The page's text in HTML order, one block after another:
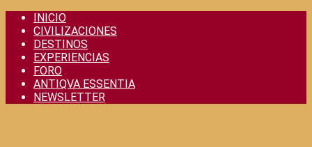
Skip
content
INICIO
CIVILIZACIONES
DESTINOS
EXPERIENCIAS
FORO
ANTIQVA ESSENTIA
NEWSLETTER